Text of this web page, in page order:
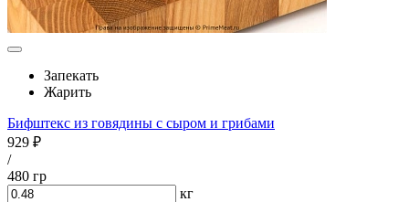
Запекать
Жарить
Бифштекс из говядины с сыром и грибами
929 ₽
/
480 гр
кг